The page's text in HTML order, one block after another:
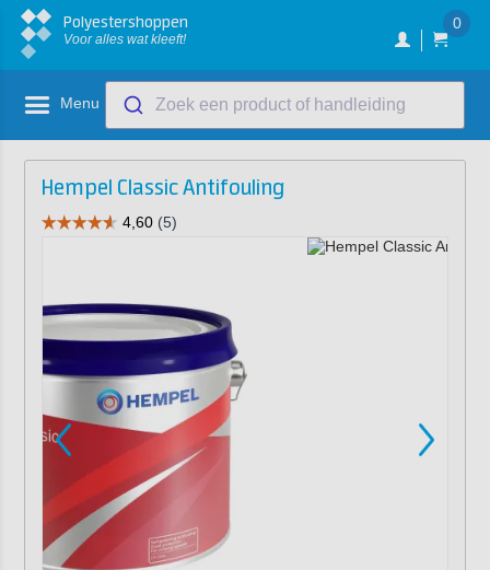
Polyestershoppen
Voor alles wat kleeft!
0
Menu Zoek een product of handleiding
Hempel Classic Antifouling